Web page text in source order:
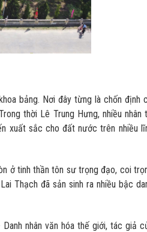
bảng. Nơi đây từng là chốn định
thời Lê Trung Hưng, nhiều nhân
xuất sắc cho đất nước trên nhiều
ở tinh thần tôn sư trọng đạo, coi
Thạch đã sản sinh ra nhiều bậc
nhân văn hóa thế giới, tác giả